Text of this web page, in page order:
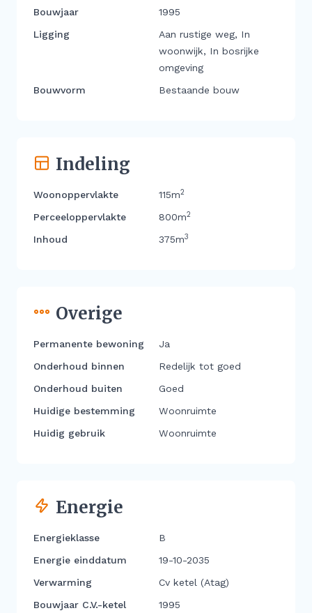
Bouwjaar
1995
Ligging
Aan rustige weg, In
woonwijk, In bosrijke
omgeving
Bouwvorm
Bestaande bouw
Indeling
Woonoppervlakte 115m2
Perceeloppervlakte 800m2
Inhoud 375m3
Overige
Permanente bewoning
Ja
Onderhoud binnen
Redelijk tot goed
Onderhoud buiten
Goed
Huidige bestemming
Woonruimte
Huidig gebruik
Woonruimte
Energie
Energieklasse
B
Energie einddatum
19-10-2035
Verwarming
Cv ketel (Atag)
Bouwjaar C.V.-ketel
1995